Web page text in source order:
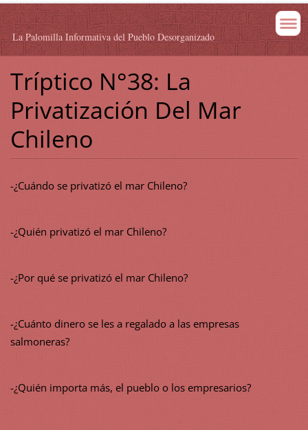
La Palomilla Informativa del Pueblo Desorganizado
Tríptico N°38: La
Privatización Del Mar
Chileno
-¿Cuándo se privatizó el mar Chileno?
-¿Quién privatizó el mar Chileno?
-¿Por qué se privatizó el mar Chileno?
-¿Cuánto dinero se les a regalado a las empresas
salmoneras?
-¿Quién importa más, el pueblo o los empresarios?